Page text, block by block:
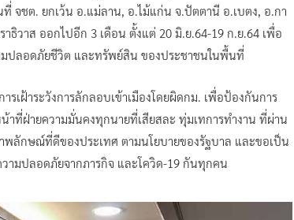
จชต. ยกเว้น อ.แม่ลาน, อ.ไม้แก่น จ.ปัตตานี อ.เบตง, อ.กา
ธิวาส ออกไปอีก 3 เดือน ตั้งแต่ 20 มิ.ย.64-19 ก.ย.64 เพื่อ
มปลอดภัยชีวิต และทรัพย์สิน ของประชาชนในพื้นที่
เฝ้าระวังการลักลอบเข้าเมืองโดยผิดกม. เพื่อป้องกันการ
าที่ฝ่ายความมั่นคงทุกนายที่เสียสละ ทุ่มเทการทำงาน ที่ผ่าน
ลักษณ์ที่ดีของประเทศ ตามนโยบายของรัฐบาล และขอเป็น
ามปลอดภัยจากภารกิจ และโควิด-19 กันทุกคน